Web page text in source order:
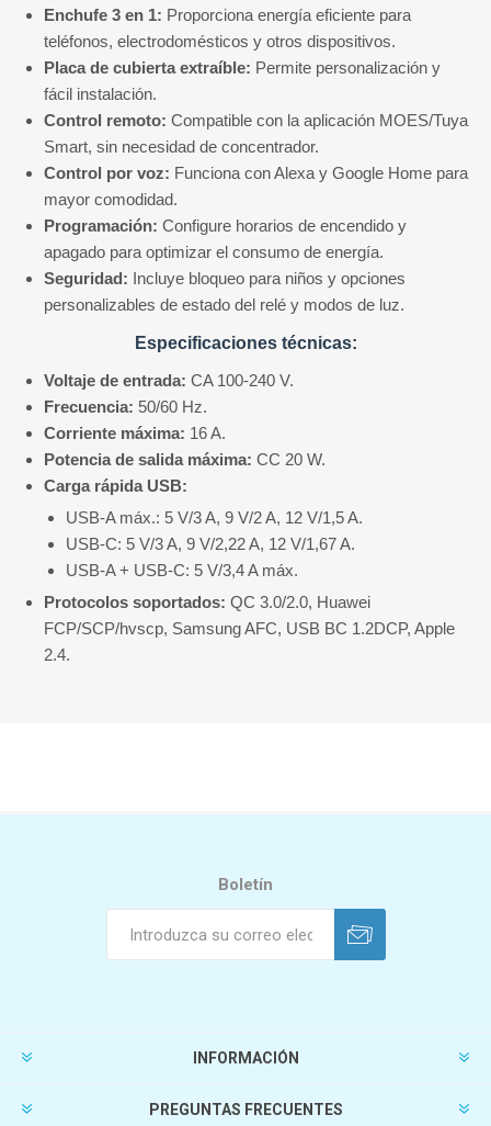
Enchufe 3 en 1: Proporciona energía eficiente para
teléfonos, electrodomésticos y otros dispositivos.
Placa de cubierta extraíble: Permite personalización y
fácil instalación.
Control remoto: Compatible con la aplicación MOES/Tuya
Smart, sin necesidad de concentrador.
Control por voz: Funciona con Alexa y Google Home para
mayor comodidad.
Programación: Configure horarios de encendido y
apagado para optimizar el consumo de energía.
Seguridad: Incluye bloqueo para niños y opciones
personalizables de estado del relé y modos de luz.
Especificaciones técnicas:
Voltaje de entrada: CA 100-240 V.
Frecuencia: 50/60 Hz.
Corriente máxima: 16 A.
Potencia de salida máxima: CC 20 W.
Carga rápida USB:
USB-A máx.: 5 V/3 A, 9 V/2 A, 12 V/1,5 A.
USB-C: 5 V/3 A, 9 V/2,22 A, 12 V/1,67 A.
USB-A + USB-C: 5 V/3,4 A máx.
Protocolos soportados: QC 3.0/2.0, Huawei
FCP/SCP/hvscp, Samsung AFC, USB BC 1.2DCP, Apple
2.4.
Boletín
INFORMACIÓN
PREGUNTAS FRECUENTES